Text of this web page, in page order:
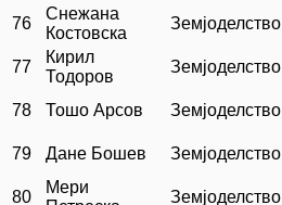
76
Снежана
Костовска
Земјоделство
77
Кирил
Тодоров
Земјоделство
78 Тошо Арсов Земјоделство
79
Дане Бошев Земјоделство
80
Мери
Земјоделство